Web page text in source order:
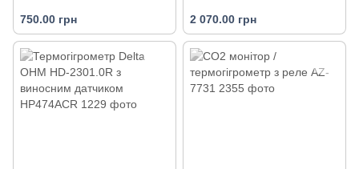
750.00 грн 2 070.00 грн